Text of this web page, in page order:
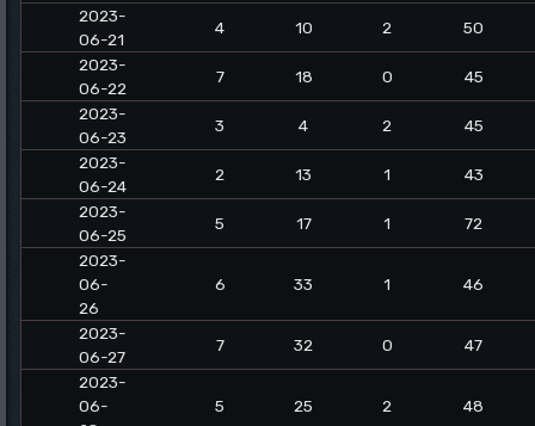
2023-
06-21
4 10 2
50
2023-
06-22
7 18 0
45
2023-
06-23
3 4 2
45
2023-
06-24
2 13 1
43
2023-
06-25
5 17 1
72
2023-
06-
26
6 33 1 46
2023-
06-27
7 32 0
47
2023-
06-
5 25 2 48